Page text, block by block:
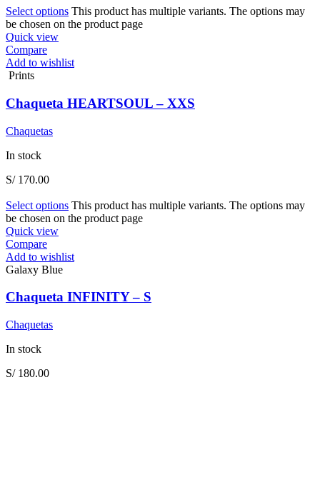
Select options This product has multiple variants. The options may
be chosen on the product page
Quick view
Compare
Add to wishlist
Prints
Chaqueta HEARTSOUL – XXS
Chaquetas
In stock
S/170.00
Select options This product has multiple variants. The options may
be chosen on the product page
Quick view
Compare
Add to wishlist
Galaxy Blue
Chaqueta INFINITY – S
Chaquetas
In stock
S/180.00